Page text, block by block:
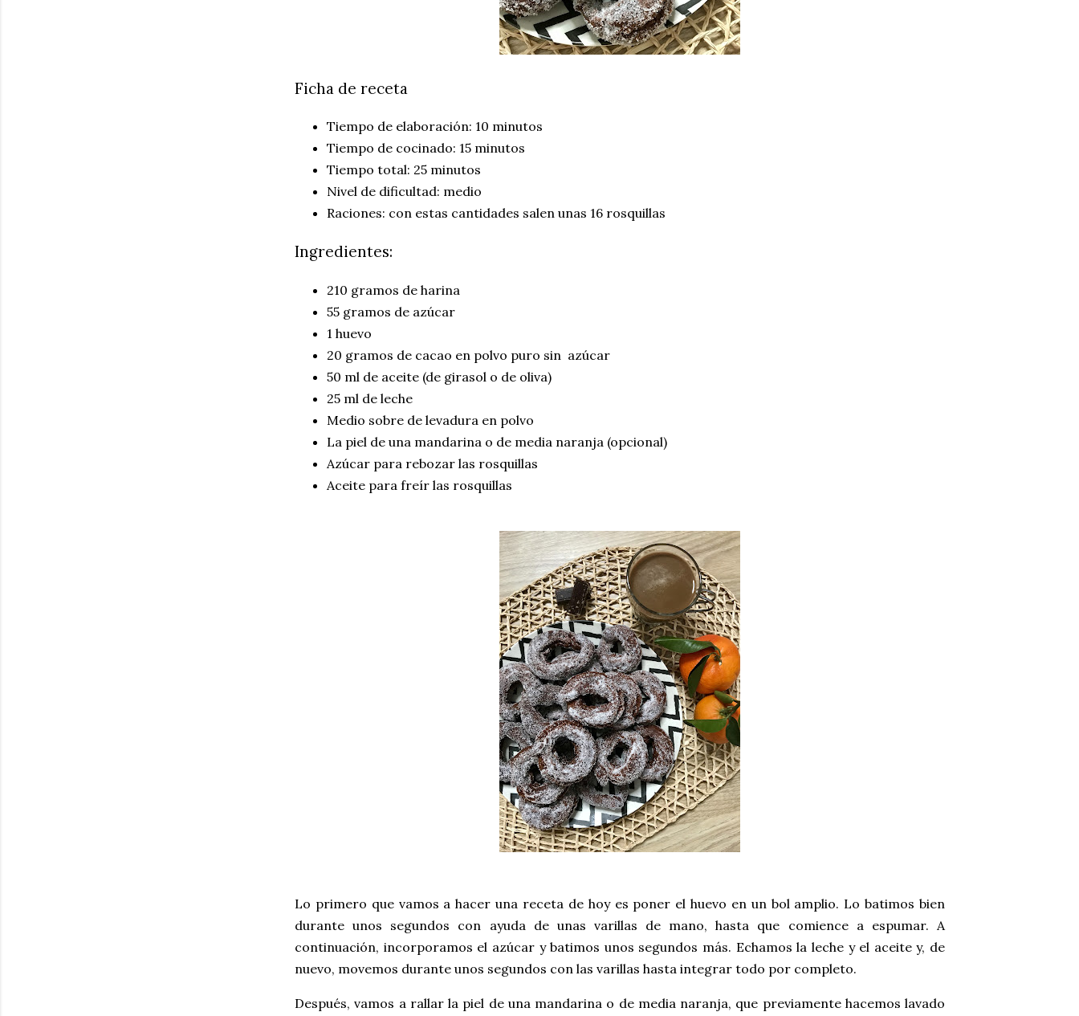
Ficha de receta
Tiempo de elaboración: 10 minutos
Tiempo de cocinado: 15 minutos
Tiempo total: 25 minutos
Nivel de dificultad: medio
Raciones: con estas cantidades salen unas 16 rosquillas
Ingredientes:
210 gramos de harina
55 gramos de azúcar
1 huevo
20 gramos de cacao en polvo puro sin azúcar
50 ml de aceite (de girasol o de oliva)
25 ml de leche
Medio sobre de levadura en polvo
La piel de una mandarina o de media naranja (opcional)
Azúcar para rebozar las rosquillas
Aceite para freír las rosquillas
Lo primero que vamos a hacer una receta de hoy es poner el huevo en un bol amplio. Lo batimos bien
durante unos segundos con ayuda de unas varillas de mano, hasta que comience a espumar. A
continuación, incorporamos el azúcar y batimos unos segundos más. Echamos la leche y el aceite y, de
nuevo, movemos durante unos segundos con las varillas hasta integrar todo por completo.
Después, vamos a rallar la piel de una mandarina o de media naranja, que previamente hacemos lavado